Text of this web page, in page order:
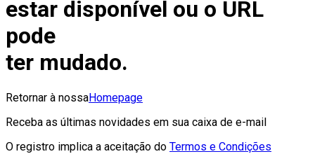
estar disponível ou o URL
pode
ter mudado.
Retornar à nossaHomepage
Receba as últimas novidades em sua caixa de e-mail
O registro implica a aceitação do Termos e Condições